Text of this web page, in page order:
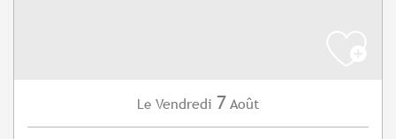
Le Vendredi 7 Août